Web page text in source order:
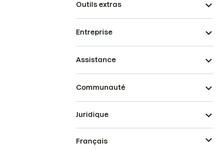
Outils extras
Entreprise
Assistance
Communauté
Juridique
Français